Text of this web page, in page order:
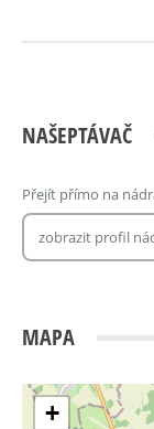
NAŠEPTÁVAČ
Přejít přímo na
MAPA
+